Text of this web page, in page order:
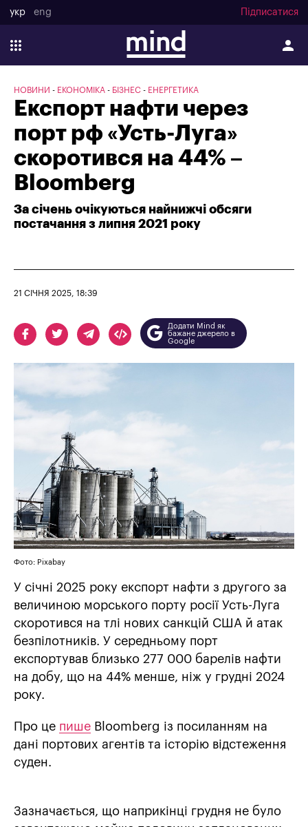
укр eng Підписатися
НОВИНИ ЕКОНОМІКА БІЗНЕС ЕНЕРГЕТИКА
Експорт нафти через
порт рф «Усть-Луга»
скоротився на 44% –
Bloomberg
За січень очікуються найнижчі обсяги
постачання з липня 2021 року
21 СІЧНЯ 2025, 18:39
Додати Mind як
бажане джерело в
Google
Фото: Pixabay
У січні 2025 року експорт нафти з другого за
величиною морського порту росії Усть-Луга
скоротився на тлі нових санкцій США й атак
безпілотників. У середньому порт
експортував близько 277 000 барелів нафти
на добу, що на 44% менше, ніж у грудні 2024
року.
Про це пише Bloomberg із посиланням на
дані портових агентів та історію відстеження
суден.
Зазначається, що наприкінці грудня не було